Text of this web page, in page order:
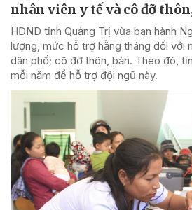
nhân viên y tế và cô đỡ
HĐND tỉnh Quảng Trị vừa ban hành
lượng, mức hỗ trợ hằng tháng đối với
dân phố; cô đỡ thôn, bản. Theo đó,
mỗi năm để hỗ trợ đội ngũ này.